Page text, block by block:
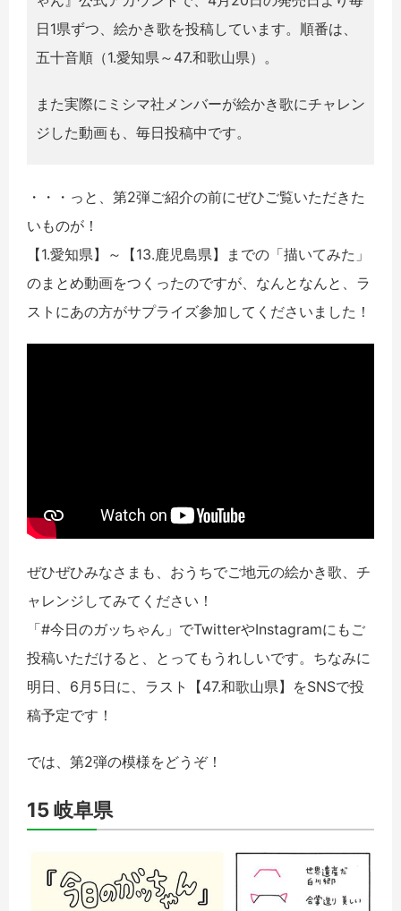
日1県ずつ、絵かき歌を投稿しています。順番は、
五十音順（1.愛知県～47.和歌山県）。
また実際にミシマ社メンバーが絵かき歌にチャレン
ジした動画も、毎日投稿中です。
・・・っと、第2弾ご紹介の前にぜひご覧いただきた
いものが！
【1.愛知県】～【13.鹿児島県】までの「描いてみた」
のまとめ動画をつくったのですが、なんとなんと、ラ
ストにあの方がサプライズ参加してくださいました！
ぜひぜひみなさまも、おうちでご地元の絵かき歌、チ
ャレンジしてみてください！
「#今日のガッちゃん」でTwitterやInstagramにもご
投稿いただけると、とってもうれしいです。ちなみに
明日、6月5日に、ラスト【47.和歌山県】をSNSで投
稿予定です！
では、第2弾の模様をどうぞ！
15 岐阜県